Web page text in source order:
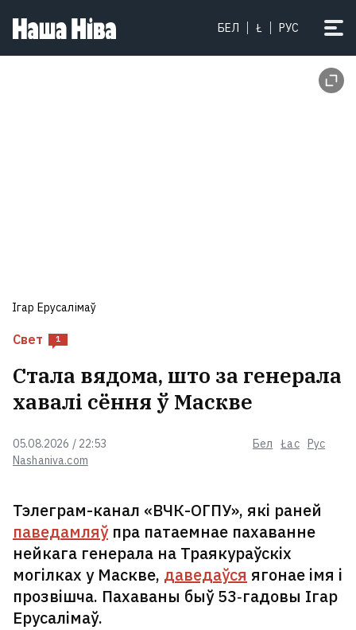
БЕЛ Ł РУС
Свет 1
Nashaniva.com
05.08.2026 / 22:53 Бел Łac Рус
Стала вядома, што за генерала
хавалі сёння ў Маскве
Тэлеграм-канал «ВЧК-ОГПУ», які раней
паведамляўпра патаемнае пахаванне
нейкага генерала на Траякураўскіх
могілках у Маскве, даведаўся ягонае імя і
прозвішча. Пахаваны быў 53‑гадовы Ігар
Ерусалімаў.
Ігар Ерусалімаў